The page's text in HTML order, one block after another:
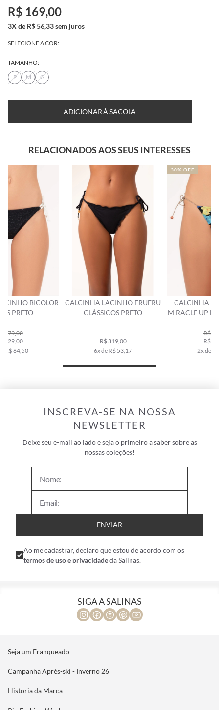
R$ 169,00
3X de R$ 56,33 sem juros
SELECIONE A COR:
TAMANHO:
P
M G
ADICIONAR À SACOLA
RELACIONADOS AOS SEUS INTERESSES
CALCINHA LACINHO FRUFRU
CLÁSSICOS PRETO
CALCINHA LACINHO MINI
MIRACLE UP MAIÔRCA PRETO
30% OFF
INSCREVA-SE NA NOSSA
NEWSLETTER
Deixe seu e-mail ao lado e seja o primeiro a saber sobre as
nossas coleções!
ENVIAR
Ao me cadastrar, declaro que estou de acordo com os
termos de uso e privacidadeda Salinas.
SIGA A SALINAS
Seja um Franqueado
Campanha Aprés-ski - Inverno 26
Historia da Marca